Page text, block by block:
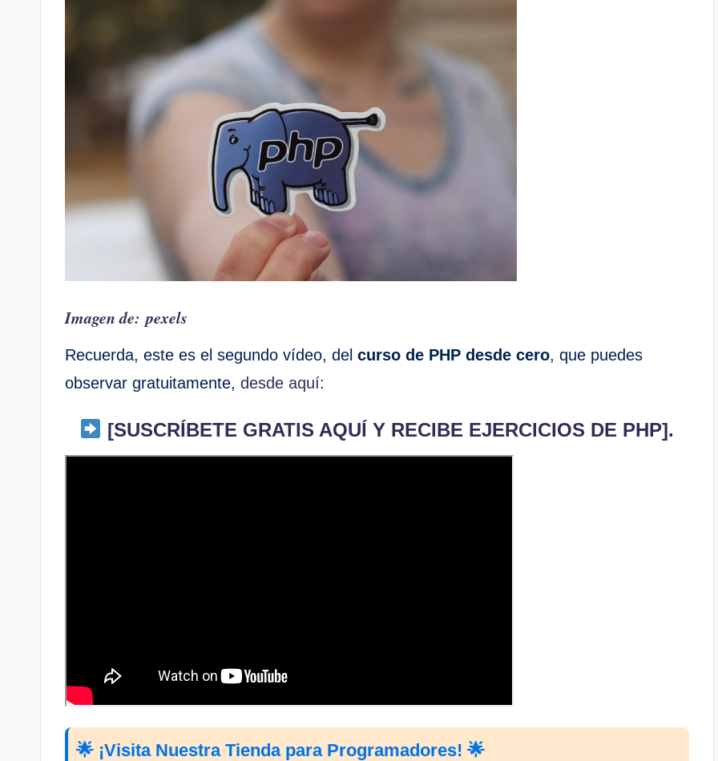
Imagen de: pexels
Recuerda, este es el segundo vídeo, del curso de PHP desde cero, que puedes
observar gratuitamente, desde aquí:
[SUSCRÍBETE GRATIS AQUÍ Y RECIBE EJERCICIOS DE PHP].
🌟 ¡Visita Nuestra Tienda para Programadores! 🌟